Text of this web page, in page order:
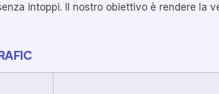
intoppi. Il nostro obiettivo è rendere la